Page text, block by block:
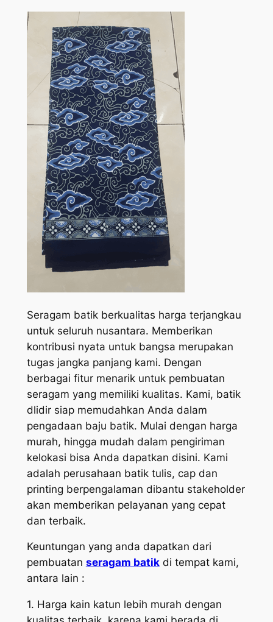
Seragam batik berkualitas harga terjangkau
untuk seluruh nusantara. Memberikan
kontribusi nyata untuk bangsa merupakan
tugas jangka panjang kami. Dengan
berbagai fitur menarik untuk pembuatan
seragam yang memiliki kualitas. Kami, batik
dlidir siap memudahkan Anda dalam
pengadaan baju batik. Mulai dengan harga
murah, hingga mudah dalam pengiriman
kelokasi bisa Anda dapatkan disini. Kami
adalah perusahaan batik tulis, cap dan
printing berpengalaman dibantu stakeholder
akan memberikan pelayanan yang cepat
dan terbaik.
Keuntungan yang anda dapatkan dari
pembuatan seragam batikdi tempat kami,
antara lain :
1. Harga kain katun lebih murah dengan